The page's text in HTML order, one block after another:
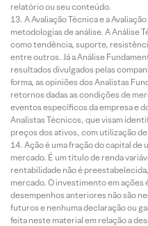
relatório ou seu conteúdo.
A Avaliação Técnica e a
metodologias de análise. A Análise
como tendência, suporte,
entre outros. Já a Análise
resultados divulgados pelas
forma, as opiniões dos Analistas
retornos dadas as condições de
eventos específicos da empresa e
Analistas Técnicos, que visam
preços dos ativos, com utilização
Ação é uma fração do capital de
mercado. É um título de renda
rentabilidade não é
mercado. O investimento em
desempenhos anteriores não são
futuros e nenhuma declaração ou
feita neste material em relação a